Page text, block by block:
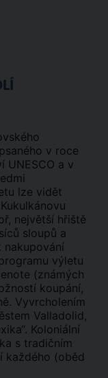
v roce
UNESCO a v
lze vidět
největší hřiště
sloupů a
nakupování
výletu
(známých
koupání,
Vyvrcholením
Valladolid,
Koloniální
s tradičním
každého (oběd